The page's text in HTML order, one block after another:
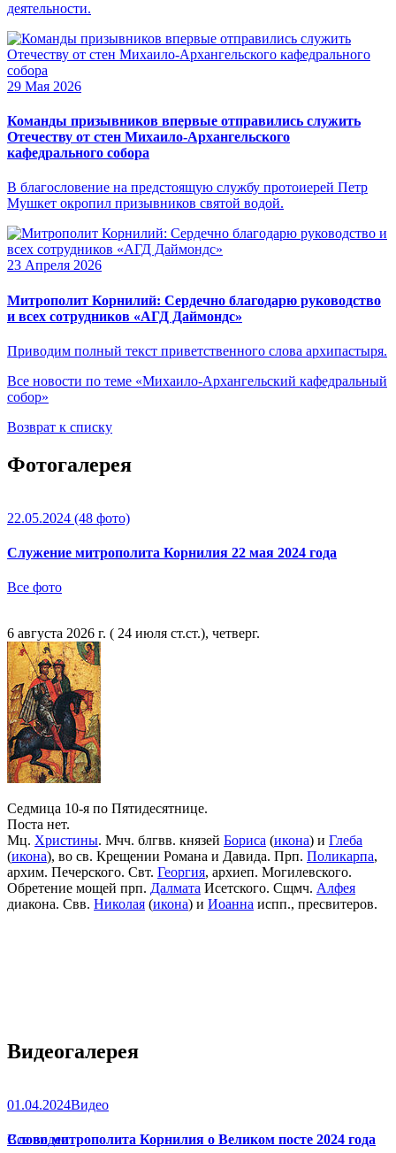
деятельности.
29 Мая 2026
Команды призывников впервые отправились служить
Отечеству от стен Михаило-Архангельского
кафедрального собора
В благословение на предстоящую службу протоиерей Петр
Мушкет окропил призывников святой водой.
23 Апреля 2026
Митрополит Корнилий: Сердечно благодарю руководство
и всех сотрудников «АГД Даймондс»
Приводим полный текст приветственного слова архипастыря.
Все новости по теме «Михаило-Архангельский кафедральный
собор»
Возврат к списку
Фотогалерея
22.05.2024 (48 фото)
Служение митрополита Корнилия 22 мая 2024 года
Все фото
6 августа 2026 г. ( 24 июля ст.ст.), четверг.
Седмица 10-я по Пятидесятнице.
Поста нет.
Мц. Христины. Мчч. блгвв. князей Бориса (икона) и Глеба
(икона), во св. Крещении Романа и Давида. Прп. Поликарпа,
архим. Печерского. Свт. Георгия, архиеп. Могилевского.
Обретение мощей прп. Далмата Исетского. Сщмч. Алфея
диакона. Свв. Николая (икона) и Иоанна испп., пресвитеров.
Видеогалерея
01.04.2024Видео
Слово митрополита Корнилия о Великом посте 2024 года
Все видео